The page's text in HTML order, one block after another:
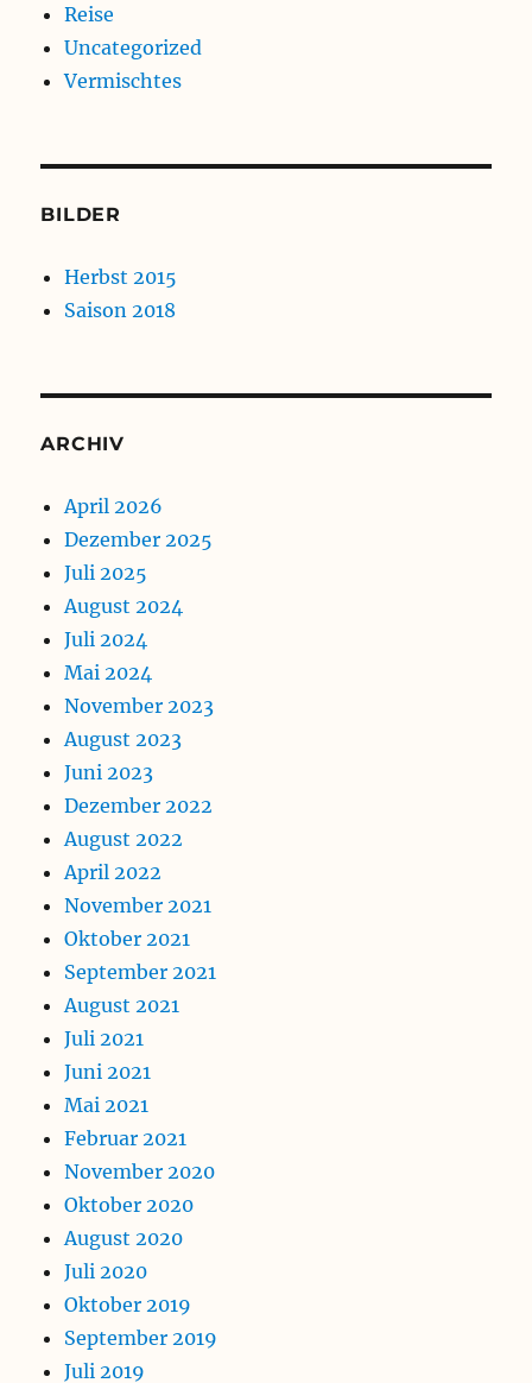
Reise
Uncategorized
Vermischtes
BILDER
Herbst 2015
Saison 2018
ARCHIV
April 2026
Dezember 2025
Juli 2025
August 2024
Juli 2024
Mai 2024
November 2023
August 2023
Juni 2023
Dezember 2022
August 2022
April 2022
November 2021
Oktober 2021
September 2021
August 2021
Juli 2021
Juni 2021
Mai 2021
Februar 2021
November 2020
Oktober 2020
August 2020
Juli 2020
Oktober 2019
September 2019
Juli 2019